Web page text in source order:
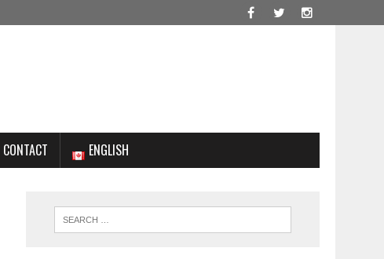
CONTACT ENGLISH